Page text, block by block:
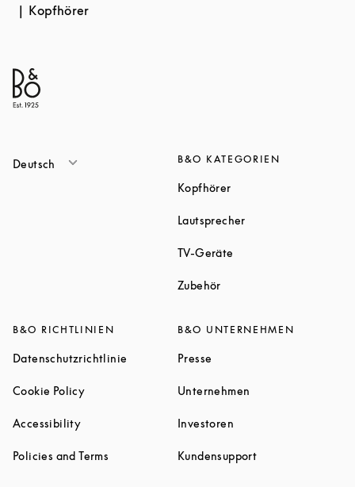
Kopfhörer
Deutsch B&O KATEGORIEN
KopfhörerLink Opens in New Tab
LautsprecherLink Opens in New
TV-Geräte
ZubehörLink Opens in New Tab
B&O RICHTLINIEN
Datenschutzrichtlinie Link Opens in New Tab
Cookie PolicyLink Opens in New Tab
AccessibilityLink Opens in New Tab
Policies and Terms Link Opens in New Tab
B&O UNTERNEHMEN
Presse
Unternehmen
Investoren
KundensupportLink Opens in